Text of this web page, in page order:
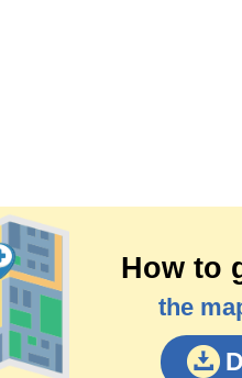
How to
the